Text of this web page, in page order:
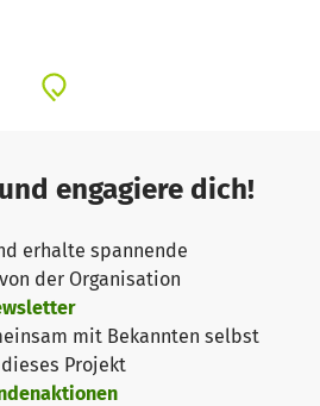
finden sich unter „Hörspiele”.
Mädchen und Jungen führen
am Ende die Moderation, die sie
lernen neue Orte und Menschen
Radiobeiträge über verschiedene
führen Interviews und Umfragen
für Hörspiele,
die Rollen ein. In den
die Kindern, wie sie Trickfilme
engagiere dich!
erhalte spannende
der Organisation
mit Bekannten selbst
Projekt